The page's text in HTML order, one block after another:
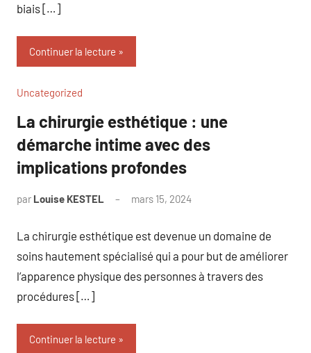
biais […]
Continuer la lecture
Uncategorized
La chirurgie esthétique : une
démarche intime avec des
implications profondes
par Louise KESTEL mars 15, 2024
La chirurgie esthétique est devenue un domaine de
soins hautement spécialisé qui a pour but de améliorer
l’apparence physique des personnes à travers des
procédures […]
Continuer la lecture